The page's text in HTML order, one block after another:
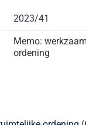
2023/41
Memo:
ordening